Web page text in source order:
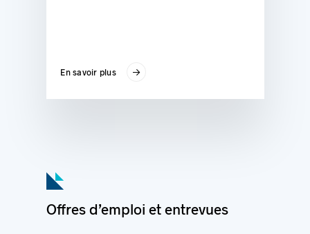
En savoir plus
Offres d’emploi et entrevues